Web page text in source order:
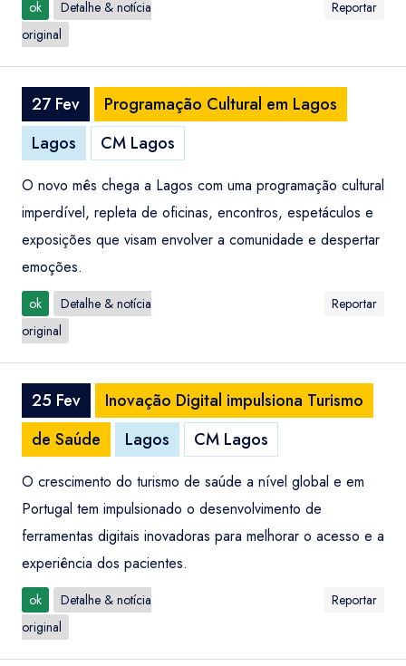
ok
Detalhe & notícia
original
Reportar
27 Fev
Programação Cultural em Lagos
Lagos
CM Lagos
O novo mês chega a Lagos com uma programação cultural
imperdível, repleta de oficinas, encontros, espetáculos e
exposições que visam envolver a comunidade e despertar
emoções.
ok
Detalhe & notícia
original
Reportar
25 Fev
Inovação Digital impulsiona Turismo
de Saúde
Lagos CM Lagos
O crescimento do turismo de saúde a nível global e em
Portugal tem impulsionado o desenvolvimento de
ferramentas digitais inovadoras para melhorar o acesso e a
experiência dos pacientes.
ok
Detalhe & notícia
original
Reportar